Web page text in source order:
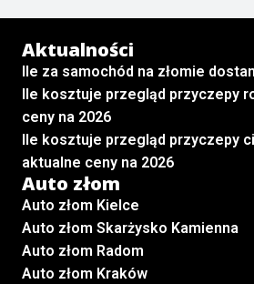
Aktualności
Ile za samochód na złomie
Ile kosztuje przegląd przyczepy
ceny na 2026
Ile kosztuje przegląd przyczepy
aktualne ceny na 2026
Auto złom
Auto złom Kielce
Auto złom Skarżysko Kamienna
Auto złom Radom
Auto złom Kraków